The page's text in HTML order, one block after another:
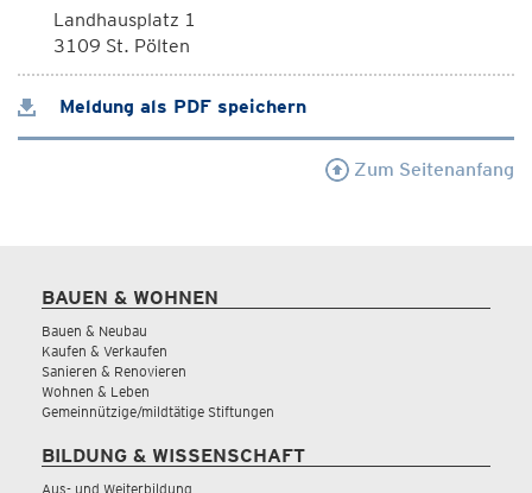
Landhausplatz 1
3109 St. Pölten
Meldung als PDF speichern
Zum Seitenanfang
BAUEN & WOHNEN
Bauen & Neubau
Kaufen & Verkaufen
Sanieren & Renovieren
Wohnen & Leben
Gemeinnützige/mildtätige Stiftungen
BILDUNG & WISSENSCHAFT
Aus- und Weiterbildung